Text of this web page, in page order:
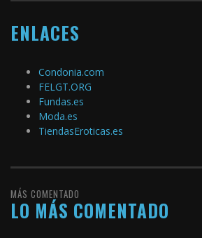
ENLACES
Condonia.com
FELGT.ORG
Fundas.es
Moda.es
TiendasEroticas.es
MÁS COMENTADO
LO MÁS COMENTADO